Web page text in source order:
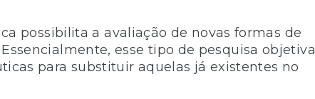
possibilita a avaliação de novas formas de
esse tipo de pesquisa objetiva
para substituir aquelas já existentes no